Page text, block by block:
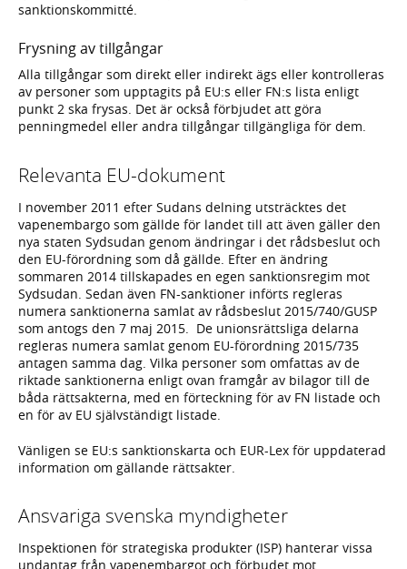
sanktionskommitté.
Frysning av tillgångar
Alla tillgångar som direkt eller indirekt ägs eller kontrolleras
av personer som upptagits på EU:s eller FN:s lista enligt
punkt 2 ska frysas. Det är också förbjudet att göra
penningmedel eller andra tillgångar tillgängliga för dem.
Relevanta EU-dokument
I november 2011 efter Sudans delning utsträcktes det
vapenembargo som gällde för landet till att även gäller den
nya staten Sydsudan genom ändringar i det rådsbeslut och
den EU-förordning som då gällde. Efter en ändring
sommaren 2014 tillskapades en egen sanktionsregim mot
Sydsudan. Sedan även FN-sanktioner införts regleras
numera sanktionerna samlat av rådsbeslut 2015/740/GUSP
som antogs den 7 maj 2015. De unionsrättsliga delarna
regleras numera samlat genom EU-förordning 2015/735
antagen samma dag. Vilka personer som omfattas av de
riktade sanktionerna enligt ovan framgår av bilagor till de
båda rättsakterna, med en förteckning för av FN listade och
en för av EU självständigt listade.
Vänligen se EU:s sanktionskarta och EUR-Lex för uppdaterad
information om gällande rättsakter.
Ansvariga svenska myndigheter
Inspektionen för strategiska produkter (ISP) hanterar vissa
undantag från vapenembargot och förbudet mot